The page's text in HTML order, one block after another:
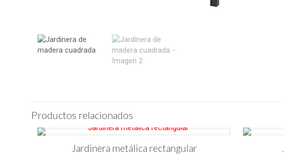
Productos relacionados
Jardinera metálica rectangular